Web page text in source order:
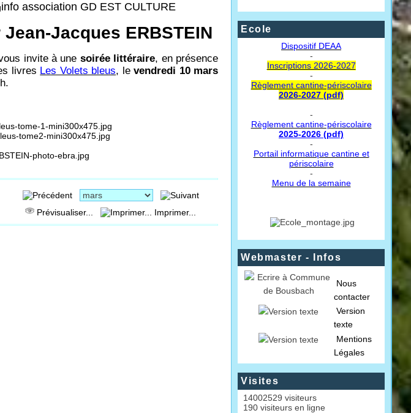
info association GD EST CULTURE
Jacques ERBSTEIN
invite à une soirée littéraire, en présence
livres Les Volets bleus, levendredi 10 mars
Prévisualiser... Imprimer...
Ecole
Dispositif DEAA
-
Inscriptions 2026-2027
-
Règlement cantine-périscolaire
2026-2027 (pdf)
-
Règlement cantine-périscolaire
2025-2026 (pdf)
-
Portail informatique cantine et
périscolaire
-
Menu de la semaine
Webmaster - Infos
Nous
contacter
Version
texte
Mentions
Légales
Visites
14002529 visiteurs
190 visiteurs en ligne